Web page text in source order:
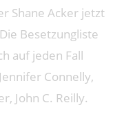
Shane Acker jetzt
Besetzungliste
auf jeden Fall
Connelly,
John C. Reilly.